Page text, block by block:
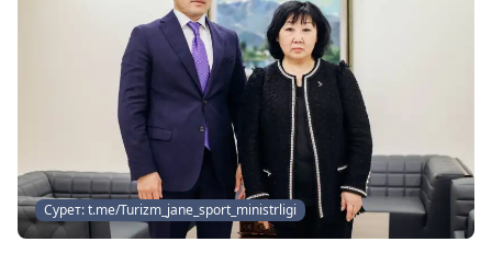
Сурет: t.me/Turizm_jane_sport_ministrligi